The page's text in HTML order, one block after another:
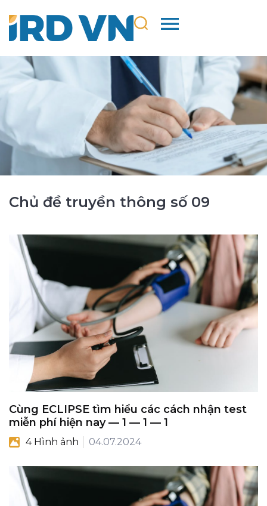
Chủ đề truyền thông số 09
Cùng ECLIPSE tìm hiểu các cách nhận test
miễn phí hiện nay — 1 — 1 — 1
4 Hình ảnh 04.07.2024